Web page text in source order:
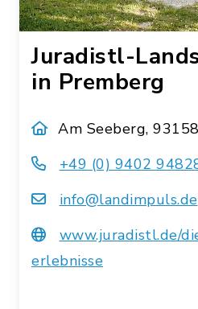
Juradistl-
in Premberg
Am Seeberg,
+49 (0) 9402
info@landimpuls.de
www.juradistl.de/
erlebnisse